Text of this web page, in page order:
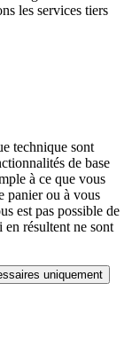
les services tiers
technique sont
de base
à ce que vous
panier ou à vous
est pas possible de
en résultent ne sont
uniquement